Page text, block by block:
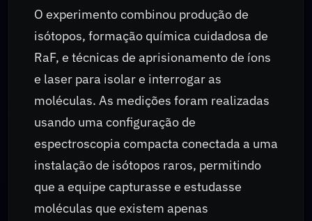
O experimento combinou produção de
isótopos, formação química cuidadosa de
RaF, e técnicas de aprisionamento de íons
e laser para isolar e interrogar as
moléculas. As medições foram realizadas
usando uma configuração de
espectroscopia compacta conectada a uma
instalação de isótopos raros, permitindo
que a equipe capturasse e estudasse
moléculas que existem apenas